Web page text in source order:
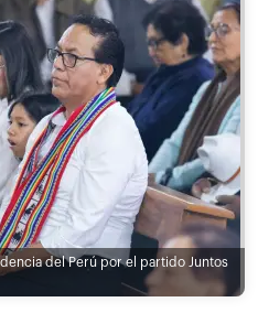
del Perú por el partido Juntos